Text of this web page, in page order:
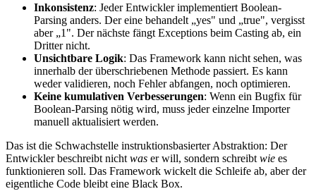
Inkonsistenz: Jeder Entwickler implementiert Boolean-
Parsing anders. Der eine behandelt „yes" und „true", vergisst
aber „1". Der nächste fängt Exceptions beim Casting ab, ein
Dritter nicht.
Unsichtbare Logik: Das Framework kann nicht sehen, was
innerhalb der überschriebenen Methode passiert. Es kann
weder validieren, noch Fehler abfangen, noch optimieren.
Keine kumulativen Verbesserungen: Wenn ein Bugfix für
Boolean-Parsing nötig wird, muss jeder einzelne Importer
manuell aktualisiert werden.
Das ist die Schwachstelle instruktionsbasierter Abstraktion: Der
Entwickler beschreibt nicht was er will, sondern schreibt wie es
funktionieren soll. Das Framework wickelt die Schleife ab, aber der
eigentliche Code bleibt eine Black Box.